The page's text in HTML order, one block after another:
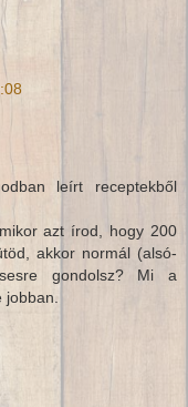
leírt receptekből
azt írod, hogy 200
akkor normál (alsó-
gondolsz? Mi a